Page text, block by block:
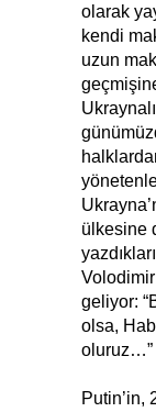
olarak
kendi
uzun
ülkesine
geliyor:
olsa,
oluruz…”
Putin’in,